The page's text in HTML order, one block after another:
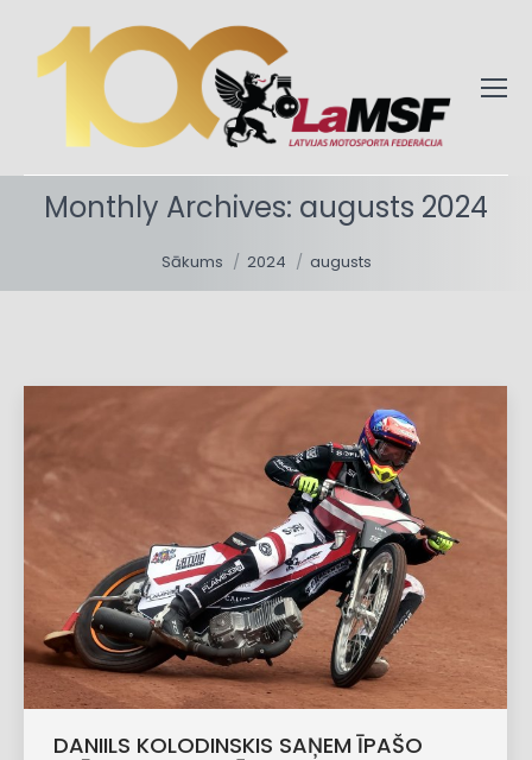
Monthly Archives: augusts 2024
Sākums 2024 augusts
DANIILS KOLODINSKIS SAŅEM ĪPAŠO